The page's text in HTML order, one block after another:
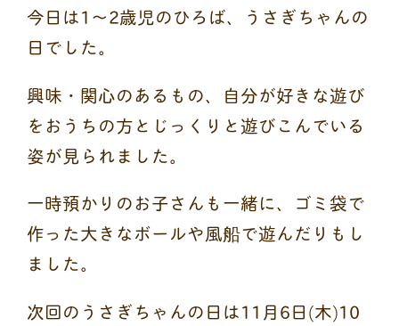
今日は1～2歳児のひろば、うさぎちゃんの
日でした。
興味・関心のあるもの、自分が好きな遊び
をおうちの方とじっくりと遊びこんでいる
姿が見られました。
一時預かりのお子さんも一緒に、ゴミ袋で
作った大きなボールや風船で遊んだりもし
ました。
次回のうさぎちゃんの日は11月6日(木)10